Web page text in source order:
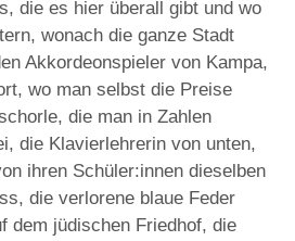
die es hier überall gibt und wo
wonach die ganze Stadt
Akkordeonspieler von Kampa,
wo man selbst die Preise
die man in Zahlen
die Klavierlehrerin von unten,
ihren Schüler:innen dieselben
die verlorene blaue Feder
dem jüdischen Friedhof, die